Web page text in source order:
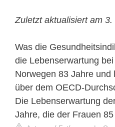
Zuletzt aktualisiert am
Was die
die Lebenserwartung
Norwegen 83 Jahre und
über dem OECD-
Die Lebenserwartung
Jahre, die der Frauen